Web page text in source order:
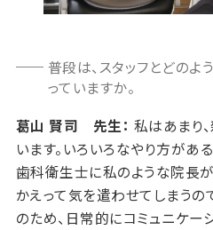
普段は、スタッフとどのよ
っていますか。
葛山 賢司 先生： 私はあまり
います。いろいろなやり方があ
歯科衛生士に私のような院長
かえって気を遣わせてしまうの
のため、日常的にコミュニケー